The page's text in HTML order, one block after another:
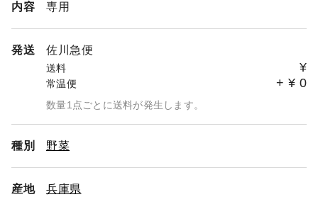
内容 専用
発送 佐川急便
送料 ¥
常温便 + ¥ 0
数量1点ごとに送料が発生します。
種別 野菜
産地 兵庫県